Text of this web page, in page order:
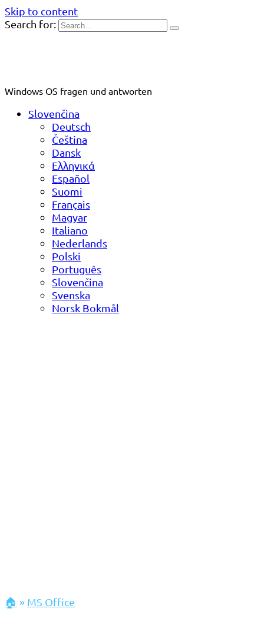
Skip to content
Search for:
Windows OS fragen und antworten
Slovenčina
Deutsch
Čeština
Dansk
Ελληνικά
Español
Suomi
Français
Magyar
Italiano
Nederlands
Polski
Português
Slovenčina
Svenska
Norsk Bokmål
🏠 » MS Office